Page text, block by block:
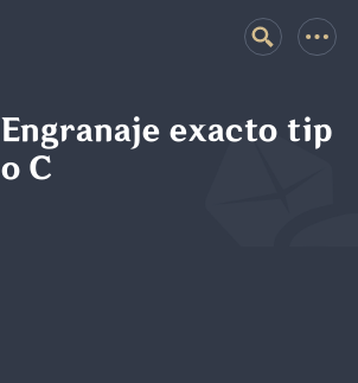
Engranaje exacto tip
o C